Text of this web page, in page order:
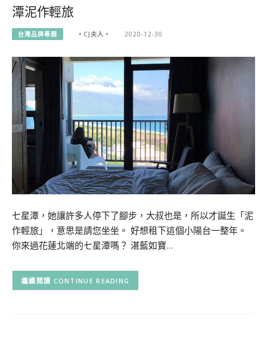
潭泥作輕旅
台灣品牌專題 。CJ夫人。 2020-12-30
七星潭，她讓許多人停下了腳步，大叔也是，所以才誕生「泥
作輕旅」，意思是請您坐坐。 好想租下這個小陽台一整年。
你來過花蓮北端的七星潭嗎？ 湛藍如寶…
CONTINUE READING